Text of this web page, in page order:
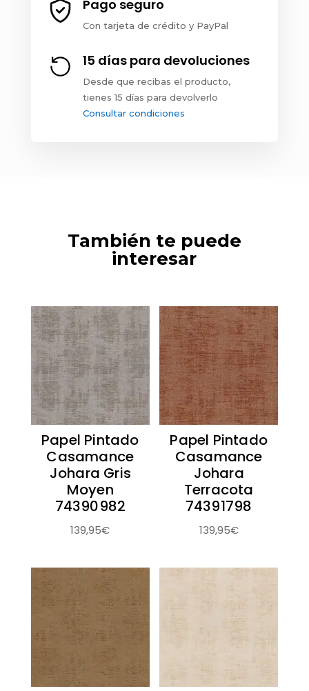
Pago seguro
Con tarjeta de crédito y PayPal
15 días para devoluciones
Desde que recibas el producto,
tienes 15 días para devolverlo
Consultar condiciones
También te puede
interesar
Papel Pintado
Casamance
Johara Gris
Moyen
74390982
139,95€
Papel Pintado
Casamance
Johara
Terracota
74391798
139,95€